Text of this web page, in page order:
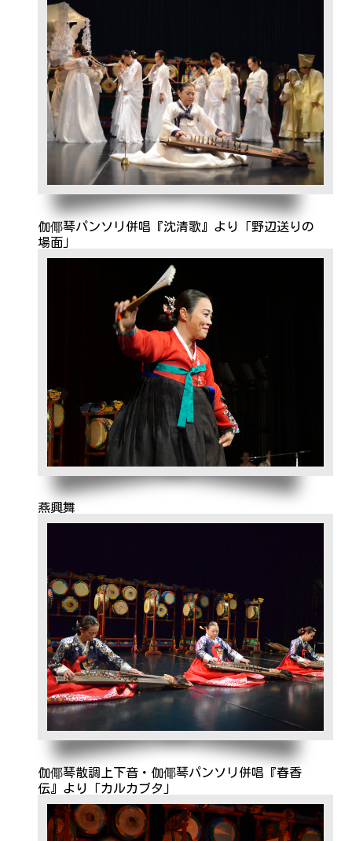
伽倻琴パンソリ併唱『沈清歌』より「野辺送りの
場面」
燕興舞
伽倻琴散調上下音・伽倻琴パンソリ併唱『春香
伝』より「カルカブタ」